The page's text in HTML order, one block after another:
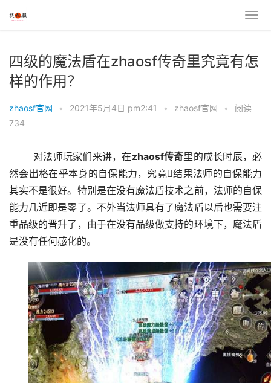
四级的魔法盾在zhaosf传奇里究竟有怎
样的作用？
zhaosf官网 • 2021年5月4日 pm2:41 • zhaosf官网 •
阅读
734
	对法师玩家们来讲，在
zhaosf传奇里的成长时辰，必
然会出格在乎本身的自保能力，究竟结果法师的自保能力
其实不是很好。特别是在没有魔法盾技术之前，法师的自保
能力几近即是零了。不外当法师具有了魔法盾以后也需要注
重品级的晋升了，由于在没有品级做支持的环境下，魔法盾
是没有任何感化的。